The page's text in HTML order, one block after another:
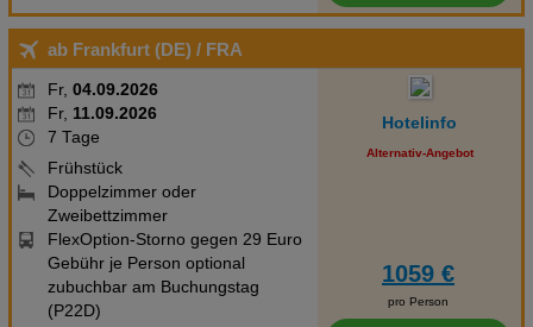
ab Frankfurt (DE) / FRA
Fr, 04.09.2026
Fr, 11.09.2026
7 Tage
Frühstück
Doppelzimmer oder
Zweibettzimmer
FlexOption-Storno gegen 29 Euro
Gebühr je Person optional
zubuchbar am Buchungstag
(P22D)
Hotelinfo
Alternativ-Angebot
1059 €
pro Person